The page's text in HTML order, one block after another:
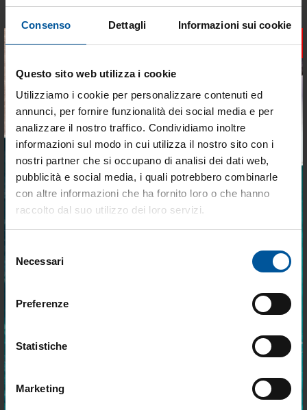
Tieniti aggiornato sulle
migliori occasioni per la tua
barca
vantaggiose e selezionate per chi vive la
×
Consenso Dettagli Informazioni sui cookie
Questo sito web utilizza i cookie
Utilizziamo i cookie per personalizzare contenuti ed
annunci, per fornire funzionalità dei social media e per
analizzare il nostro traffico. Condividiamo inoltre
informazioni sul modo in cui utilizza il nostro sito con i
nostri partner che si occupano di analisi dei dati web,
pubblicità e social media, i quali potrebbero combinarle
con altre informazioni che ha fornito loro o che hanno
raccolto dal suo utilizzo dei loro servizi.
delNecessari
Preferenze
Statistiche
Marketing
SPEDIZIONE GRATUITA
Marmitta 102 mm
Disponibile
€ 770,28
€ 654,74
Marmitta 127 mm
Disponibile
€ 1.345,84
€ 1.143,97
- 15%
Marmitta 152 mm
- 15%
Marmitta 203 mm